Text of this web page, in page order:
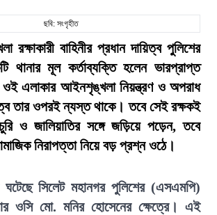
ছবি: সংগৃহীত
রক্ষাকারী বাহিনীর প্রধান দায়িত্ব পুলিশের
মূল কর্তাব্যক্তি হলেন ভারপ্রাপ্ত
ওই এলাকার আইনশৃঙ্খলা নিয়ন্ত্রণ ও অপরাধ
তার ওপরই ন্যস্ত থাকে। তবে সেই রক্ষকই
ও জালিয়াতির সঙ্গে জড়িয়ে পড়েন, তবে
নিরাপত্তা নিয়ে বড় প্রশ্ন ওঠে।
সিলেট মহানগর পুলিশের (এসএমপি)
ওসি মো. মনির হোসেনের ক্ষেত্রে। এই